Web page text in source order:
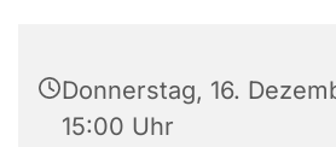
Donnerstag, 16.
15:00 Uhr